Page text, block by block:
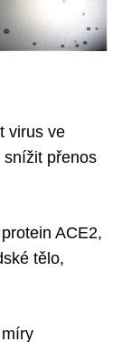
virus ve
snížit přenos
ACE2,
tělo,